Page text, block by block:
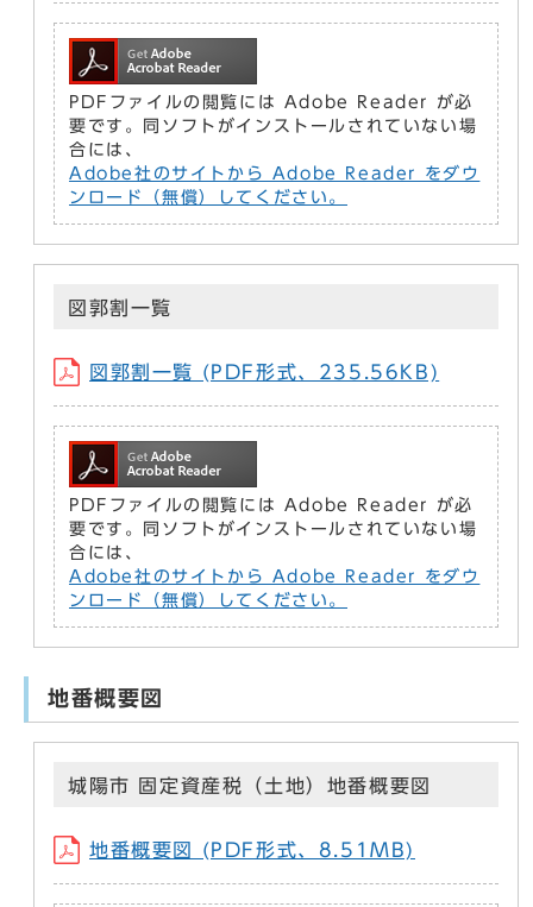
PDFファイルの閲覧には Adobe Reader が必
要です。同ソフトがインストールされていない場
合には、
Adobe社のサイトから Adobe Reader をダウ
ンロード（無償）してください。
図郭割一覧
図郭割一覧 (PDF形式、235.56KB)
PDFファイルの閲覧には Adobe Reader が必
要です。同ソフトがインストールされていない場
合には、
Adobe社のサイトから Adobe Reader をダウ
ンロード（無償）してください。
地番概要図
城陽市 固定資産税（土地）地番概要図
地番概要図 (PDF形式、8.51MB)